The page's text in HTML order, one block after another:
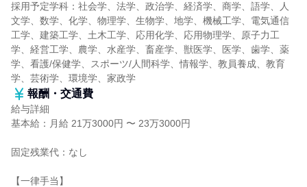
採用予定学科：社会学、法学、政治学、経済学、商学、語学、人
文学、数学、化学、物理学、生物学、地学、機械工学、電気通信
工学、建築工学、土木工学、応用化学、応用物理学、原子力工
学、経営工学、農学、水産学、畜産学、獣医学、医学、歯学、薬
学、看護/保健学、スポーツ/人間科学、情報学、教員養成、教育
学、芸術学、環境学、家政学
報酬・交通費
給与詳細
基本給：月給 21万3000円 〜 23万3000円
固定残業代：なし
【一律手当】